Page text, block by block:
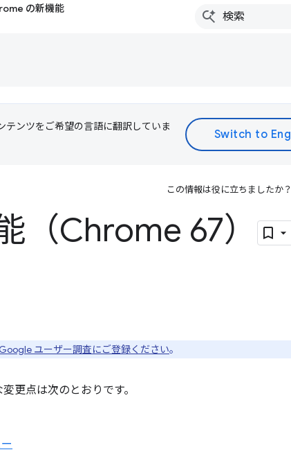
の新機能
テンツをご希望の言語に翻訳していま
この情報は役に立ちましたか？
（Chrome 67）
ユーザー調査にご登録ください。
更点は次のとおりです。